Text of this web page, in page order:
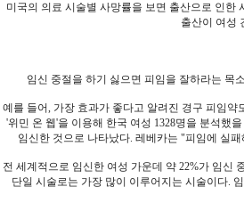
미국의 의료 시술별 사망률을 보면 출산으로 인한
출산이 여성
임신 중절을 하기 싫으면 피임을 잘하라는 목
예를 들어, 가장 효과가 좋다고 알려진 경구 피임
'위민 온 웹'을 이용해 한국 여성 1328명을 분석했
임신한 것으로 나타났다. 레베카는 "피임에 실
전 세계적으로 임신한 여성 가운데 약 22%가 임신
단일 시술로는 가장 많이 이루어지는 시술이다.